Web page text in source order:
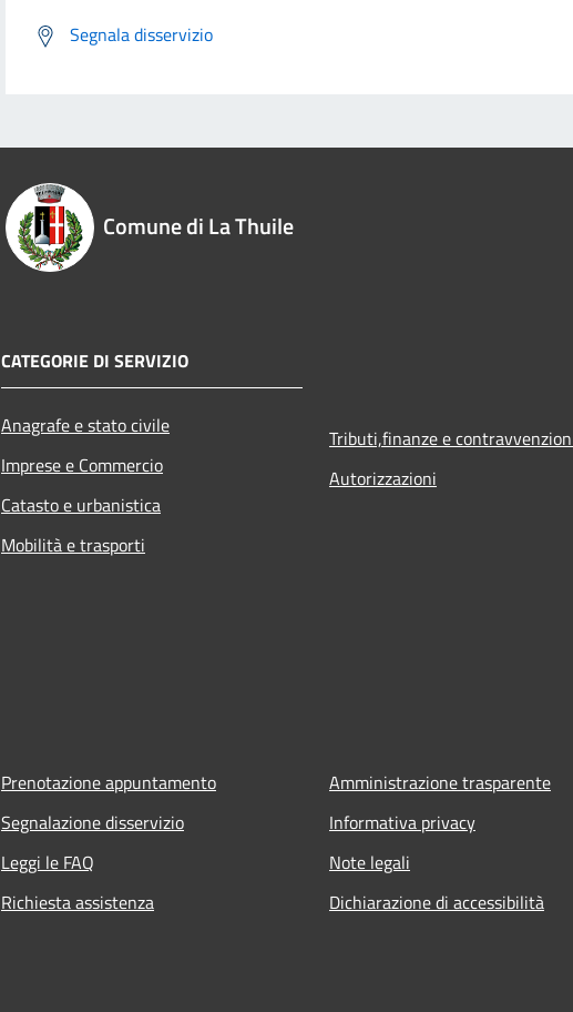
Segnala disservizio
Comune di La Thuile
CATEGORIE DI SERVIZIO
Anagrafe e stato civile
Imprese e Commercio
Catasto e urbanistica
Mobilità e trasporti
Tributi,finanze e
Autorizzazioni
Prenotazione appuntamento
Segnalazione disservizio
Leggi le FAQ
Richiesta assistenza
Amministrazione trasparente
Informativa privacy
Note legali
Dichiarazione di accessibilità